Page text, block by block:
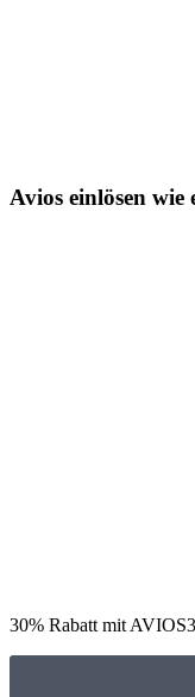
Avios einlösen
30% Rabatt mit